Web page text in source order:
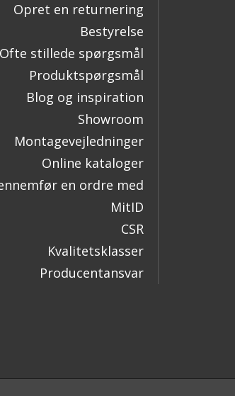
Opret en returnering
Bestyrelse
Ofte stillede spørgsmål
Produktspørgsmål
Blog og inspiration
Showroom
Montagevejledninger
Online kataloger
en ordre med
MitID
CSR
Kvalitetsklasser
Producentansvar